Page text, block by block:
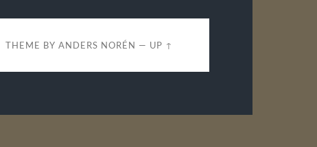
THEME BYANDERS NORÉN — UP ↑